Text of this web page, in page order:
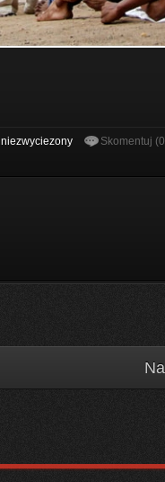
niezwyciezony Skomentuj